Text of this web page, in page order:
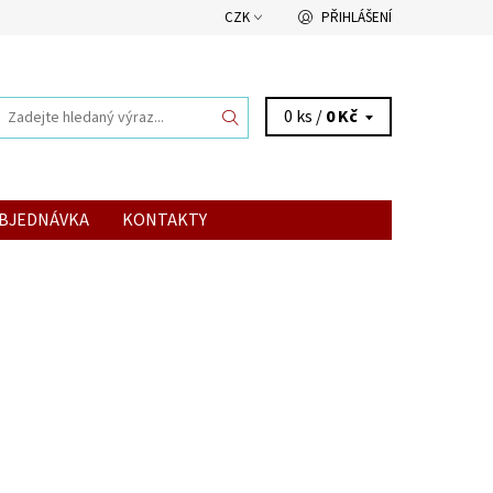
CZK PŘIHLÁŠENÍ
0 ks /0 Kč
KONTAKTY